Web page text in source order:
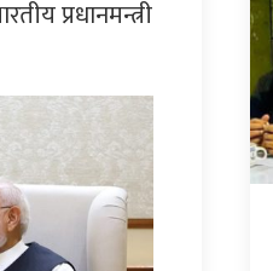
प्रधानमन्त्री